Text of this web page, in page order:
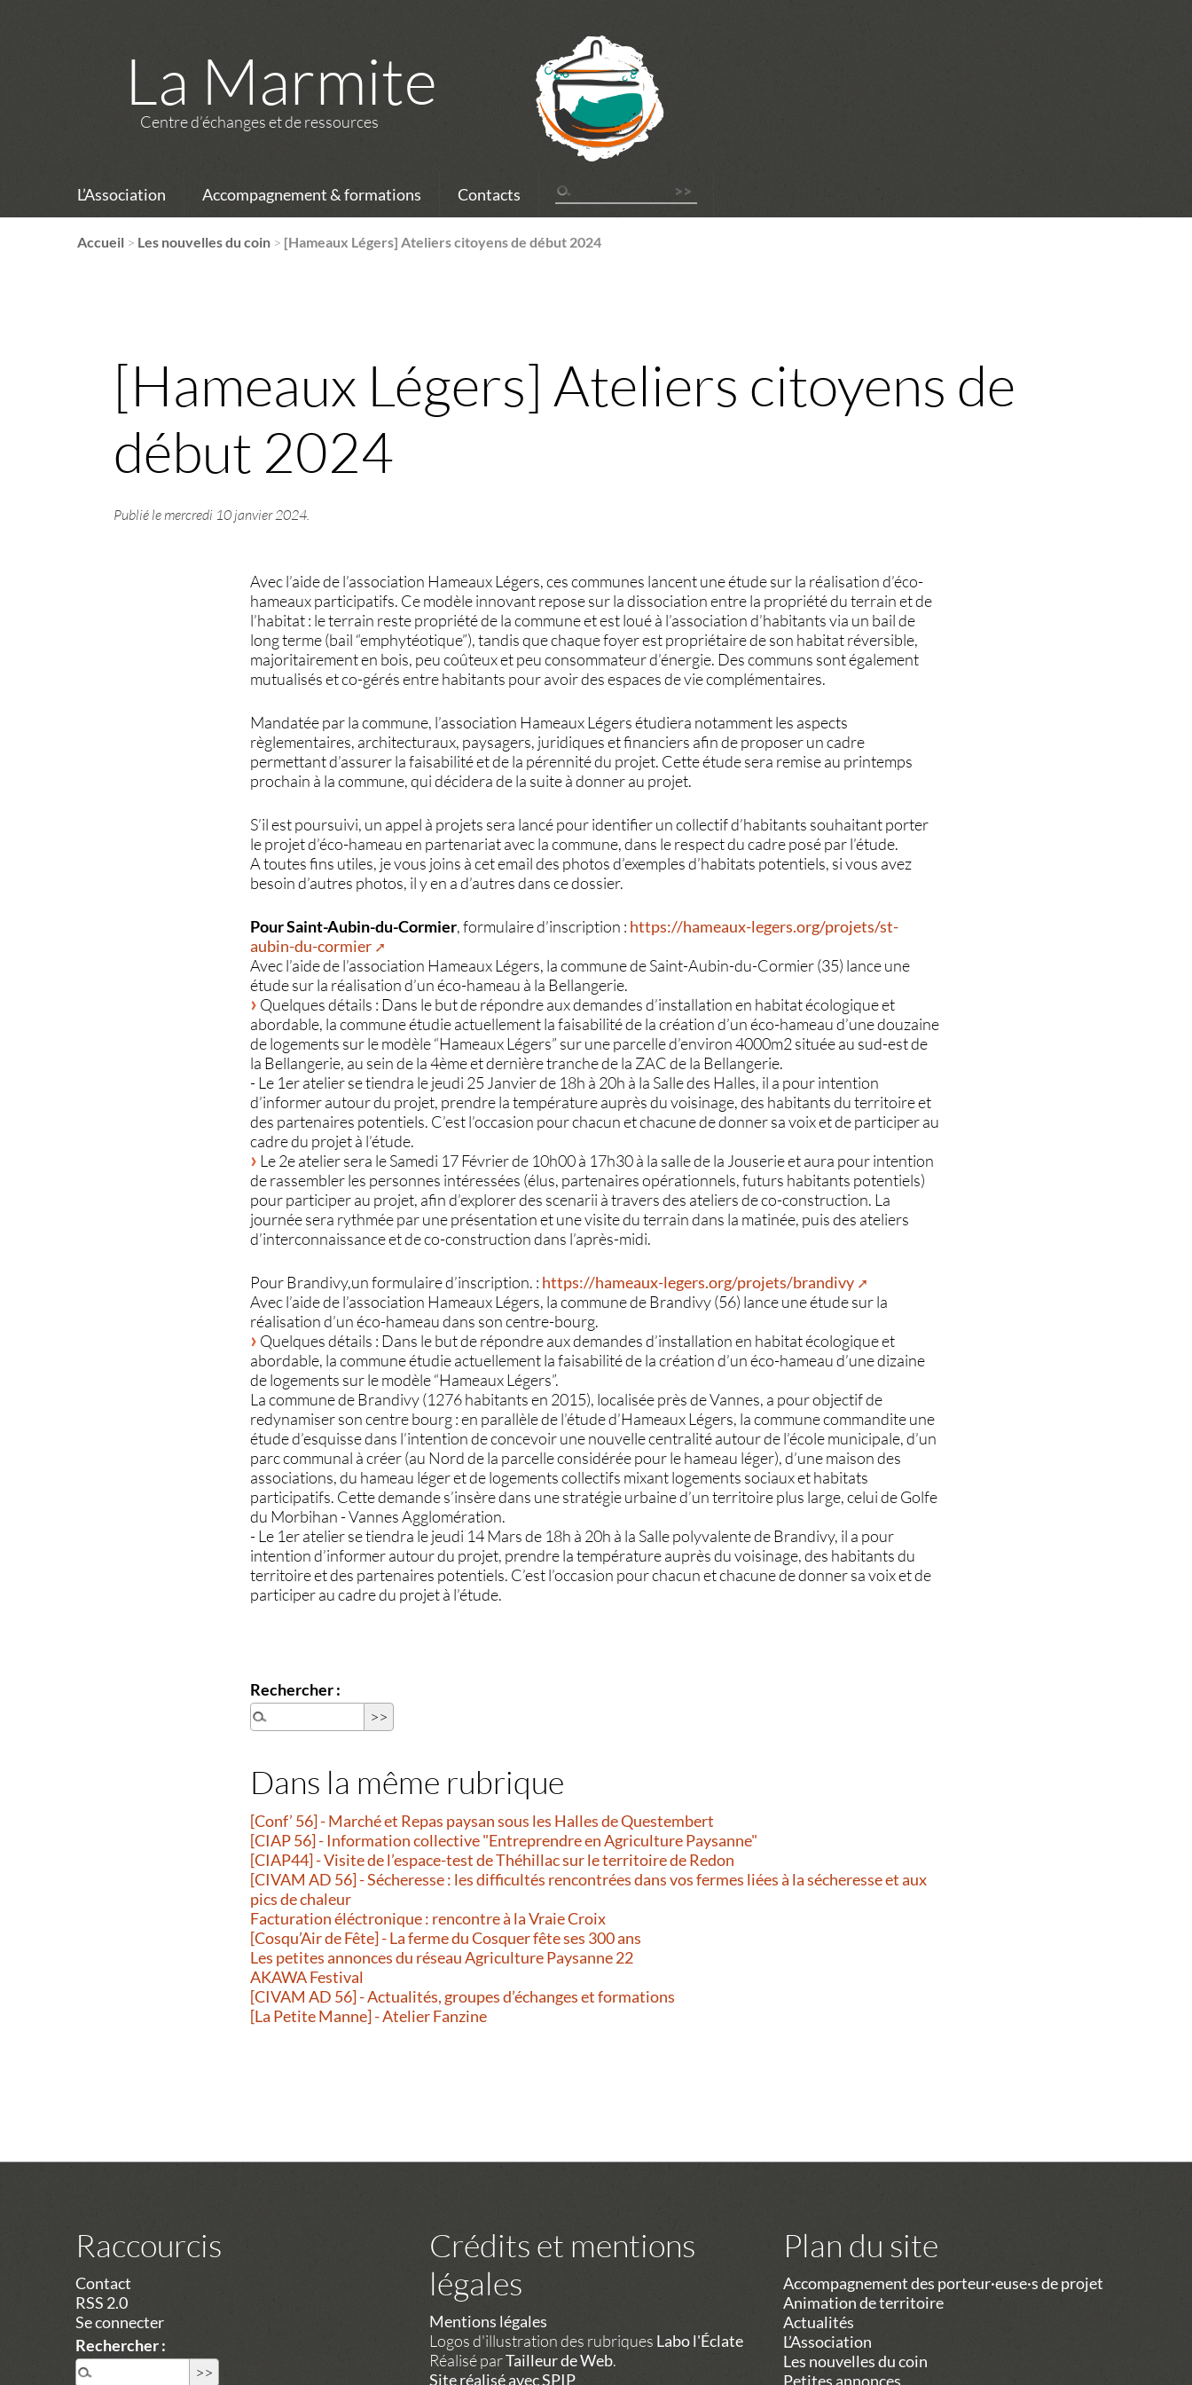
La Marmite
Centre d’échanges et de ressources
L’Association Accompagnement & formations Contacts
Accueil > Les nouvelles du coin > [Hameaux Légers] Ateliers citoyens de début 2024
[Hameaux Légers] Ateliers citoyens de
début 2024
Publié le mercredi 10 janvier 2024.
Avec l’aide de l’association Hameaux Légers, ces communes lancent une étude sur la réalisation d’éco-
hameaux participatifs. Ce modèle innovant repose sur la dissociation entre la propriété du terrain et de
l’habitat : le terrain reste propriété de la commune et est loué à l’association d’habitants via un bail de
long terme (bail “emphytéotique”), tandis que chaque foyer est propriétaire de son habitat réversible,
majoritairement en bois, peu coûteux et peu consommateur d’énergie. Des communs sont également
mutualisés et co-gérés entre habitants pour avoir des espaces de vie complémentaires.
Mandatée par la commune, l’association Hameaux Légers étudiera notamment les aspects
règlementaires, architecturaux, paysagers, juridiques et financiers afin de proposer un cadre
permettant d’assurer la faisabilité et de la pérennité du projet. Cette étude sera remise au printemps
prochain à la commune, qui décidera de la suite à donner au projet.
S’il est poursuivi, un appel à projets sera lancé pour identifier un collectif d’habitants souhaitant porter
le projet d’éco-hameau en partenariat avec la commune, dans le respect du cadre posé par l’étude.
A toutes fins utiles, je vous joins à cet email des photos d’exemples d’habitats potentiels, si vous avez
besoin d’autres photos, il y en a d’autres dans ce dossier.
Pour Saint-Aubin-du-Cormier, formulaire d’inscription : https://hameaux-legers.org/projets/st-
aubin-du-cormier
Avec l’aide de l’association Hameaux Légers, la commune de Saint-Aubin-du-Cormier (35) lance une
étude sur la réalisation d’un éco-hameau à la Bellangerie.
Quelques détails : Dans le but de répondre aux demandes d’installation en habitat écologique et
abordable, la commune étudie actuellement la faisabilité de la création d’un éco-hameau d’une douzaine
de logements sur le modèle “Hameaux Légers” sur une parcelle d’environ 4000m2 située au sud-est de
la Bellangerie, au sein de la 4ème et dernière tranche de la ZAC de la Bellangerie.
- Le 1er atelier se tiendra le jeudi 25 Janvier de 18h à 20h à la Salle des Halles, il a pour intention
d’informer autour du projet, prendre la température auprès du voisinage, des habitants du territoire et
des partenaires potentiels. C’est l’occasion pour chacun et chacune de donner sa voix et de participer au
cadre du projet à l’étude.
Le 2e atelier sera le Samedi 17 Février de 10h00 à 17h30 à la salle de la Jouserie et aura pour intention
de rassembler les personnes intéressées (élus, partenaires opérationnels, futurs habitants potentiels)
pour participer au projet, afin d’explorer des scenarii à travers des ateliers de co-construction. La
journée sera rythmée par une présentation et une visite du terrain dans la matinée, puis des ateliers
d’interconnaissance et de co-construction dans l’après-midi.
Pour Brandivy,un formulaire d’inscription. : https://hameaux-legers.org/projets/brandivy
Avec l’aide de l’association Hameaux Légers, la commune de Brandivy (56) lance une étude sur la
réalisation d’un éco-hameau dans son centre-bourg.
Quelques détails : Dans le but de répondre aux demandes d’installation en habitat écologique et
abordable, la commune étudie actuellement la faisabilité de la création d’un éco-hameau d’une dizaine
de logements sur le modèle “Hameaux Légers”.
La commune de Brandivy (1276 habitants en 2015), localisée près de Vannes, a pour objectif de
redynamiser son centre bourg : en parallèle de l’étude d’Hameaux Légers, la commune commandite une
étude d’esquisse dans l’intention de concevoir une nouvelle centralité autour de l’école municipale, d’un
parc communal à créer (au Nord de la parcelle considérée pour le hameau léger), d’une maison des
associations, du hameau léger et de logements collectifs mixant logements sociaux et habitats
participatifs. Cette demande s’insère dans une stratégie urbaine d’un territoire plus large, celui de Golfe
du Morbihan - Vannes Agglomération.
- Le 1er atelier se tiendra le jeudi 14 Mars de 18h à 20h à la Salle polyvalente de Brandivy, il a pour
intention d’informer autour du projet, prendre la température auprès du voisinage, des habitants du
territoire et des partenaires potentiels. C’est l’occasion pour chacun et chacune de donner sa voix et de
participer au cadre du projet à l’étude.
Rechercher :
Dans la même rubrique
[Conf’ 56] - Marché et Repas paysan sous les Halles de Questembert
[CIAP 56] - Information collective "Entreprendre en Agriculture Paysanne"
[CIAP44] - Visite de l’espace-test de Théhillac sur le territoire de Redon
[CIVAM AD 56] - Sécheresse : les difficultés rencontrées dans vos fermes liées à la sécheresse et aux
pics de chaleur
Facturation éléctronique : rencontre à la Vraie Croix
[Cosqu’Air de Fête] - La ferme du Cosquer fête ses 300 ans
Les petites annonces du réseau Agriculture Paysanne 22
AKAWA Festival
[CIVAM AD 56] - Actualités, groupes d’échanges et formations
[La Petite Manne] - Atelier Fanzine
Raccourcis
Contact
RSS 2.0
Se connecter
Rechercher :
Crédits et mentions
légales
Mentions légales
Logos d'illustration des rubriques Labo l'Éclate
Réalisé parTailleur de Web.
Site réalisé avec SPIP
Plan du site
Accompagnement des porteur·euse·s de projet
Animation de territoire
Actualités
L’Association
Les nouvelles du coin
Petites annonces